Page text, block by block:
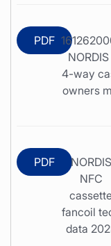
PDF
4-way
owners
PDF
NORDIS
NFC
fancoil
data